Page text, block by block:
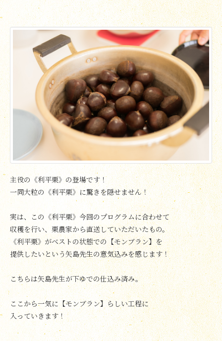
主役の《利平栗》の登場です！
一同大粒の《利平栗》に驚きを隠せません！
実は、この《利平栗》今回のプログラムに合わせて
収穫を行い、栗農家から直送していただいたもの。
《利平栗》がベストの状態での【モンブラン】を
提供したいという矢島先生の意気込みを感じます！
こちらは矢島先生が下ゆでの仕込み済み。
ここから一気に【モンブラン】らしい工程に
入っていきます！